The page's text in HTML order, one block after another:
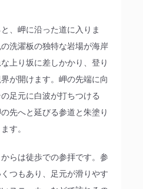
、岬に沿った道に入りま
洗濯板の独特な岩場が海岸
上り坂に差しかかり、登り
が開けます。岬の先端に向
足元に白波が打ちつける
先へと延びる参道と朱塗り
す。
らは徒歩での参拝です。参
つもあり、足元が滑りやす